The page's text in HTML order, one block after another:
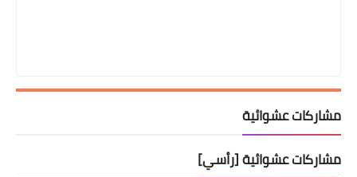
مشاركات عشوائية
مشاركات عشوائية [رأسي]